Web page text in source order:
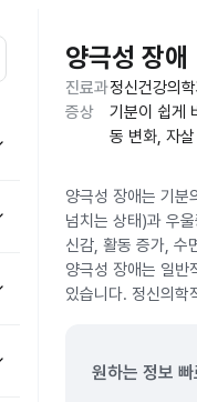
양극성 장애
진료과정신건강의
증상
기분이 쉽게
동 변화, 자
양극성 장애는 기분
넘치는 상태)과 우
신감, 활동 증가, 수
양극성 장애는 일반
있습니다. 정신의학
원하는 정보